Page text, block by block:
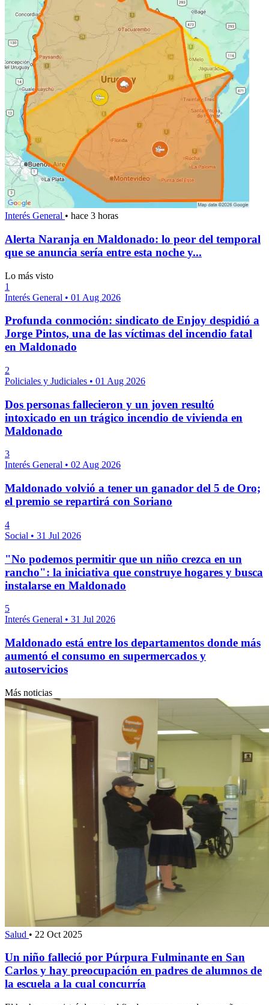
Interés General • hace 3 horas
Alerta Naranja en Maldonado: lo peor del temporal
que se anuncia sería entre esta noche y...
Lo más visto
1
Interés General • 01 Aug 2026
Profunda conmoción: sindicato de Enjoy despidió a
Jorge Pintos, una de las víctimas del incendio fatal
en Maldonado
2
Policiales y Judiciales • 01 Aug 2026
Dos personas fallecieron y un joven resultó
intoxicado en un trágico incendio de vivienda en
Maldonado
3
Interés General • 02 Aug 2026
Maldonado volvió a tener un ganador del 5 de Oro;
el premio se repartirá con Soriano
4
Social • 31 Jul 2026
"No podemos permitir que un niño crezca en un
rancho": la iniciativa que construye hogares y busca
instalarse en Maldonado
5
Interés General • 31 Jul 2026
Maldonado está entre los departamentos donde más
aumentó el consumo en supermercados y
autoservicios
Más noticias
Salud • 22 Oct 2025
Un niño falleció por Púrpura Fulminante en San
Carlos y hay preocupación en padres de alumnos de
la escuela a la cual concurría